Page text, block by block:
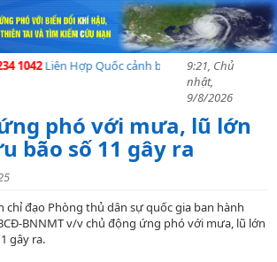
Liên Hợp Quốc cảnh báo về khủng hoảng
9:21, Chủ
nhật,
9/8/2026
phó với mưa, lũ lớn
bão số 11 gây ra
chỉ đạo Phòng thủ dân sự quốc gia ban hành
BNNMT v/v chủ động ứng phó với mưa, lũ lớn
gây ra.